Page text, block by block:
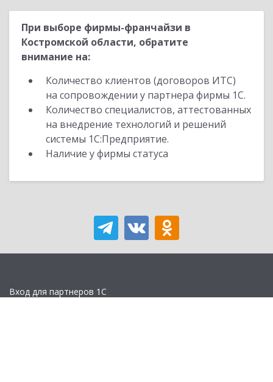
При выборе фирмы-франчайзи в
Костромской области, обратите
внимание на:
Количество клиентов (договоров ИТС)
на сопровождении у партнера фирмы 1С.
Количество специалистов, аттестованных
на внедрение технологий и решений
системы 1С:Предприятие.
Наличие у фирмы статуса
Вход для партнеров 1С